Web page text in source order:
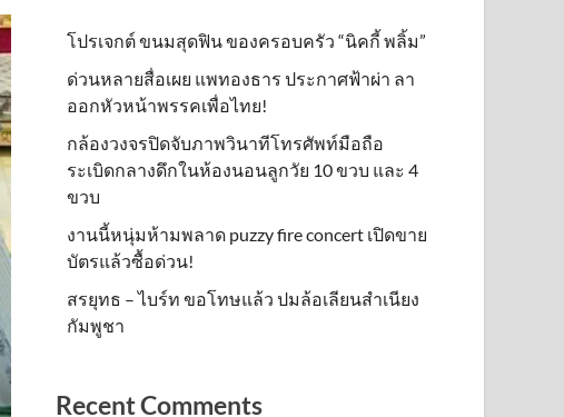
โปรเจกต์ ขนมสุดฟิน ของครอบครัว “นิคกี้ พลิ้ม”
ด่วนหลายสื่อเผย แพทองธาร ประกาศฟ้าผ่า ลา
ออกหัวหน้าพรรคเพื่อไทย!
กล้องวงจรปิดจับภาพวินาทีโทรศัพท์มือถือ
ระเบิดกลางดึกในห้องนอนลูกวัย 10 ขวบ และ 4
ขวบ
งานนี้หนุ่มห้ามพลาด puzzy fire concert เปิดขาย
บัตรแล้วซื้อด่วน!
สรยุทธ – ไบร์ท ขอโทษแล้ว ปมล้อเลียนสำเนียง
กัมพูชา
Recent Comments